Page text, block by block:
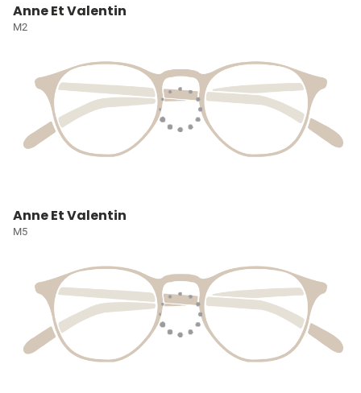
Anne Et Valentin
M2
Anne Et Valentin
M5